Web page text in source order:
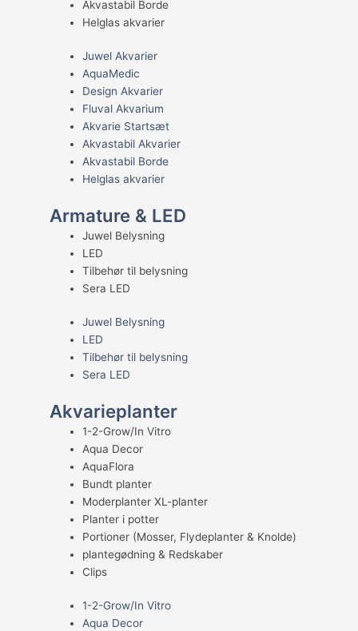
Akvastabil Borde
Helglas akvarier
Juwel Akvarier
AquaMedic
Design Akvarier
Fluval Akvarium
Akvarie Startsæt
Akvastabil Akvarier
Akvastabil Borde
Helglas akvarier
Armature & LED
Juwel Belysning
LED
Tilbehør til belysning
Sera LED
Juwel Belysning
LED
Tilbehør til belysning
Sera LED
Akvarieplanter
1-2-Grow/In Vitro
Aqua Decor
AquaFlora
Bundt planter
Moderplanter XL-planter
Planter i potter
Portioner (Mosser, Flydeplanter & Knolde)
plantegødning & Redskaber
Clips
1-2-Grow/In Vitro
Aqua Decor